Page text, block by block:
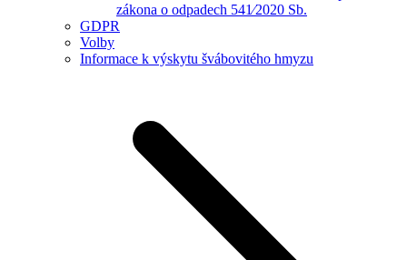
zákona o odpadech 541⁄2020 Sb.
GDPR
Volby
Informace k výskytu švábovitého hmyzu